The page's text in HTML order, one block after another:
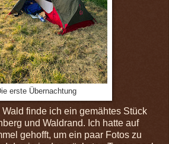
erste Übernachtung
finde ich ein gemähtes Stück
und Waldrand. Ich hatte auf
gehofft, um ein paar Fotos zu